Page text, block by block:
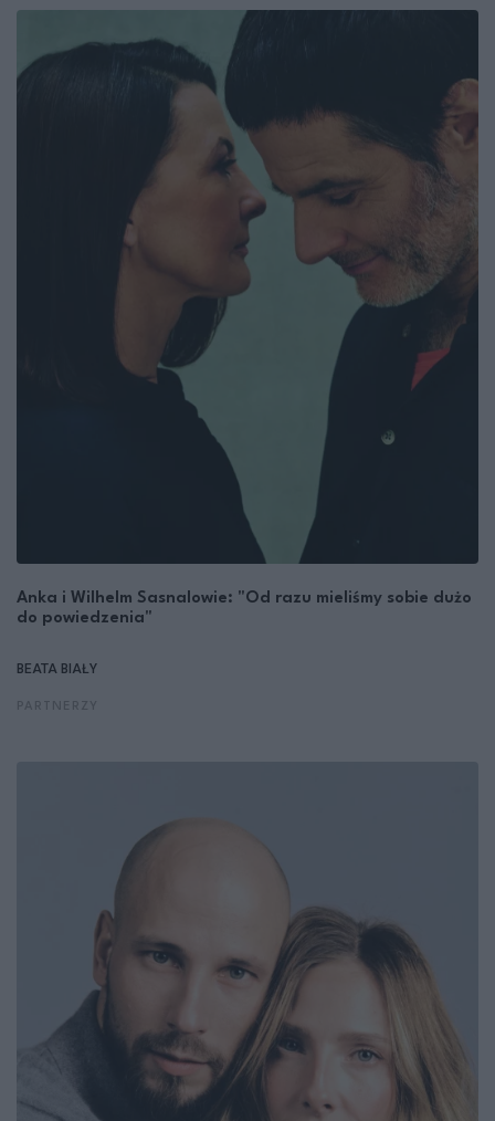
Anka i Wilhelm Sasnalowie: "Od razu mieliśmy sobie dużo
do powiedzenia"
BEATA BIAŁY